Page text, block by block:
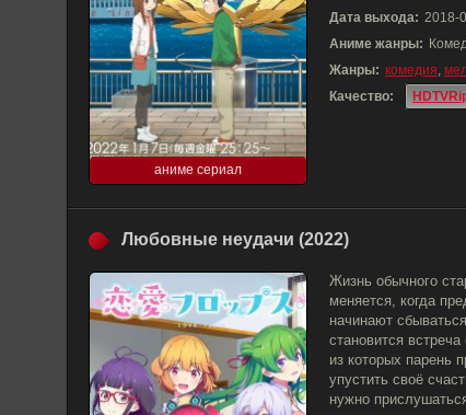
аниме сериал
Дата выхода: 2018-
Аниме жанры:
Жанры: комедия,
Качество:
Любовные неудачи (2022)
Жизнь обычного
меняется, когда
начинают
становится
из которых парень
упустить своё
нужно